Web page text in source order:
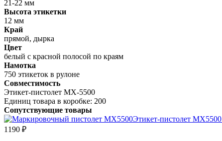
21-22 мм
Высота этикетки
12 мм
Край
прямой, дырка
Цвет
белый с красной полосой по краям
Намотка
750 этикеток в рулоне
Совместимость
Этикет-пистолет MX-5500
Единиц товара в коробке: 200
Сопутствующие товары
Этикет-пистолет MX5500
1190 ₽